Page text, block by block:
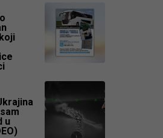
u